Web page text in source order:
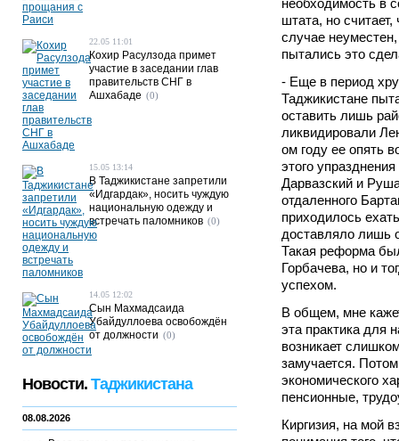
необходимость в
штата, но
случае
пытались это
- Еще в период
Таджикистане
оставить лишь
ликвидировали
ом году ее опять
этого
Дарвазский и
отдаленного
приходилось
доставляло лишь
Такая реформа
Горбачева, но и
успехом.
В общем, мне
эта практика для
возникает
замучается.
экономического
пенсионные,
Киргизия, на мой
22.05 11:01
Кохир Расулзода примет
участие в заседании глав
правительств СНГ в
Ашхабаде (0)
15.05 13:14
В Таджикистане запретили
«Идгардак», носить чуждую
национальную одежду и
встречать паломников (0)
14.05 12:02
Сын Махмадсаида
Убайдуллоева освобождён
от должности (0)
Новости. Таджикистана
08.08.2026